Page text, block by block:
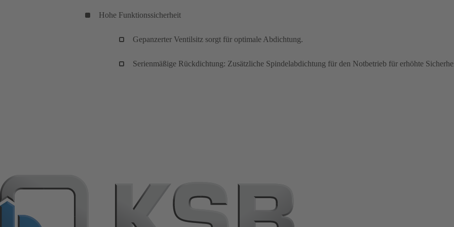
Hohe Funktionssicherheit
Gepanzerter Ventilsitz sorgt für optimale Abdichtung.
Serienmäßige Rückdichtung: Zusätzliche Spindelabdichtung für den Notbetrieb für erhöhte